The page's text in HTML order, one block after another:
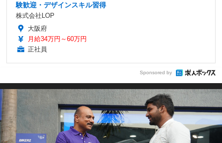
験歓迎・デザインスキル習得
株式会社LOP
大阪府
月給34万円～60万円
正社員
Sponsored by